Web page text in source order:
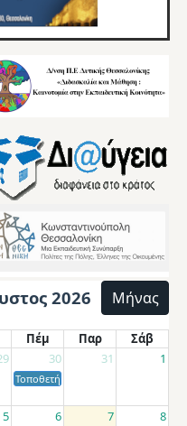
2026 Μήνας
Πέμ Παρ
Σάβ
30 31 1
Τοποθετήσεις αποσπασμένων
5 6 7 8